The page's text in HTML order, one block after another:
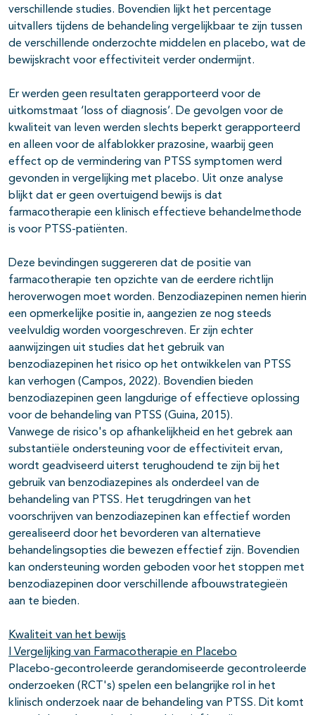
verschillende studies. Bovendien lijkt het percentage
uitvallers tijdens de behandeling vergelijkbaar te zijn tussen
de verschillende onderzochte middelen en placebo, wat de
bewijskracht voor effectiviteit verder ondermijnt.
Er werden geen resultaten gerapporteerd voor de
uitkomstmaat ‘loss of diagnosis’. De gevolgen voor de
kwaliteit van leven werden slechts beperkt gerapporteerd
en alleen voor de alfablokker prazosine, waarbij geen
effect op de vermindering van PTSS symptomen werd
gevonden in vergelijking met placebo. Uit onze analyse
blijkt dat er geen overtuigend bewijs is dat
farmacotherapie een klinisch effectieve behandelmethode
is voor PTSS-patiënten.
Deze bevindingen suggereren dat de positie van
farmacotherapie ten opzichte van de eerdere richtlijn
heroverwogen moet worden. Benzodiazepinen nemen hierin
een opmerkelijke positie in, aangezien ze nog steeds
veelvuldig worden voorgeschreven. Er zijn echter
aanwijzingen uit studies dat het gebruik van
benzodiazepinen het risico op het ontwikkelen van PTSS
kan verhogen (Campos, 2022). Bovendien bieden
benzodiazepinen geen langdurige of effectieve oplossing
voor de behandeling van PTSS (Guina, 2015).
Vanwege de risico's op afhankelijkheid en het gebrek aan
substantiële ondersteuning voor de effectiviteit ervan,
wordt geadviseerd uiterst terughoudend te zijn bij het
gebruik van benzodiazepines als onderdeel van de
behandeling van PTSS. Het terugdringen van het
voorschrijven van benzodiazepinen kan effectief worden
gerealiseerd door het bevorderen van alternatieve
behandelingsopties die bewezen effectief zijn. Bovendien
kan ondersteuning worden geboden voor het stoppen met
benzodiazepinen door verschillende afbouwstrategieën
aan te bieden.
Kwaliteit van het bewijs
I Vergelijking van Farmacotherapie en Placebo
Placebo-gecontroleerde gerandomiseerde gecontroleerde
onderzoeken (RCT's) spelen een belangrijke rol in het
klinisch onderzoek naar de behandeling van PTSS. Dit komt